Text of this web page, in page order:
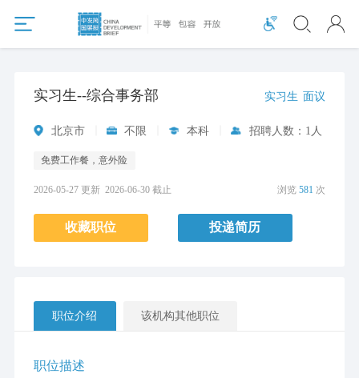
实习生--综合事务部 实习生 面议
北京市 不限 本科 招聘人数：1人
免费工作餐，意外险
2026-05-27 更新 2026-06-30 截止 浏览581 次
收藏职位 投递简历
职位介绍 该机构其他职位
职位描述